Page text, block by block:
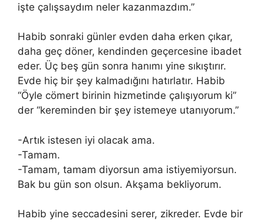
işte çalışsaydım neler kazanmazdım.”
Habib sonraki günler evden daha erken çıkar,
daha geç döner, kendinden geçercesine ibadet
eder. Üç beş gün sonra hanımı yine sıkıştırır.
Evde hiç bir şey kalmadığını hatırlatır. Habib
“Öyle cömert birinin hizmetinde çalışıyorum ki”
der “kereminden bir şey istemeye utanıyorum.”
-Artık istesen iyi olacak ama.
-Tamam.
-Tamam, tamam diyorsun ama istiyemiyorsun.
Bak bu gün son olsun. Akşama bekliyorum.
Habib yine seccadesini serer, zikreder. Evde bir